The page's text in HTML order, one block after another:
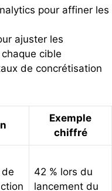
pour affiner les
ajuster les
cible
de concrétisation
Exemple
chiffré
42 % lors du
lancement du